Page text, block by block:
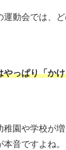
動会では、
やっぱり「か
園や学校が
音ですよね。